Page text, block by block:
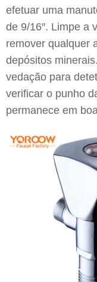
efetuar uma
de 9/16″. Limpe a
remover qualquer
depósitos
vedação para
verificar o punho
permanece em